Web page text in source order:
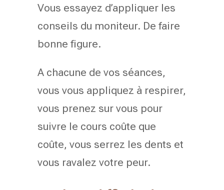
Vous essayez d’appliquer les
conseils du moniteur. De faire
bonne figure.
A chacune de vos séances,
vous vous appliquez à respirer,
vous prenez sur vous pour
suivre le cours coûte que
coûte, vous serrez les dents et
vous ravalez votre peur.